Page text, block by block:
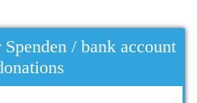
/ bank account